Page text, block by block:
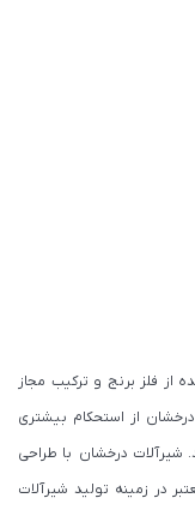
از فلز برنج و ترکیب مجاز
از استحکام بیشتری
شیرآلات درخشان با طراحی
در زمینه تولید شیرآلات